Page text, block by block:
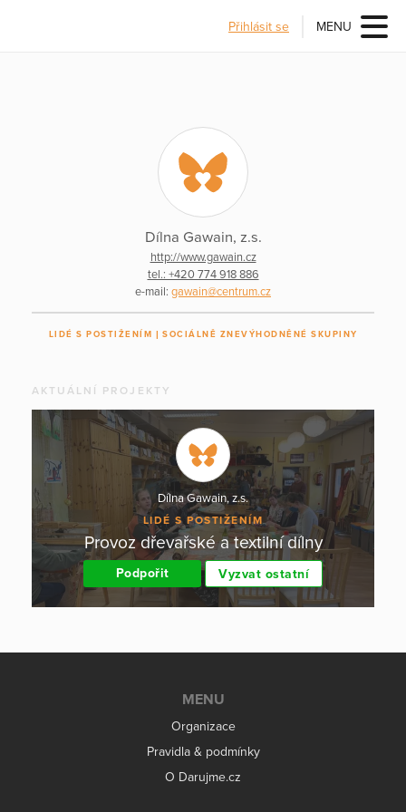
Přihlásit se MENU
Dílna Gawain, z.s.
http://www.gawain.cz
tel.: +420 774 918 886
e-mail: gawain@centrum.cz
LIDÉ S POSTIŽENÍM SOCIÁLNĚ ZNEVÝHODNĚNÉ SKUPINY
AKTUÁLNÍ PROJEKTY
Dílna Gawain, z.s.
LIDÉ S POSTIŽENÍM
Provoz dřevařské a textilní dílny
Podpořit Vyzvat ostatní
MENU
Organizace
Pravidla & podmínky
O Darujme.cz